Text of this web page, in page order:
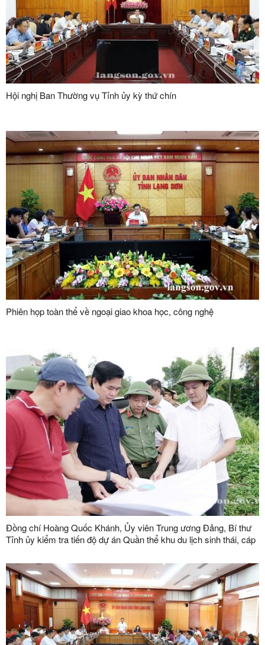
Hội nghị Ban Thường vụ Tỉnh ủy kỳ thứ chín
Phiên họp toàn thể về ngoại giao khoa học, công nghệ
Đồng chí Hoàng Quốc Khánh, Ủy viên Trung ương Đảng, Bí thư
Tỉnh ủy kiểm tra tiến độ dự án Quần thể khu du lịch sinh thái, cáp